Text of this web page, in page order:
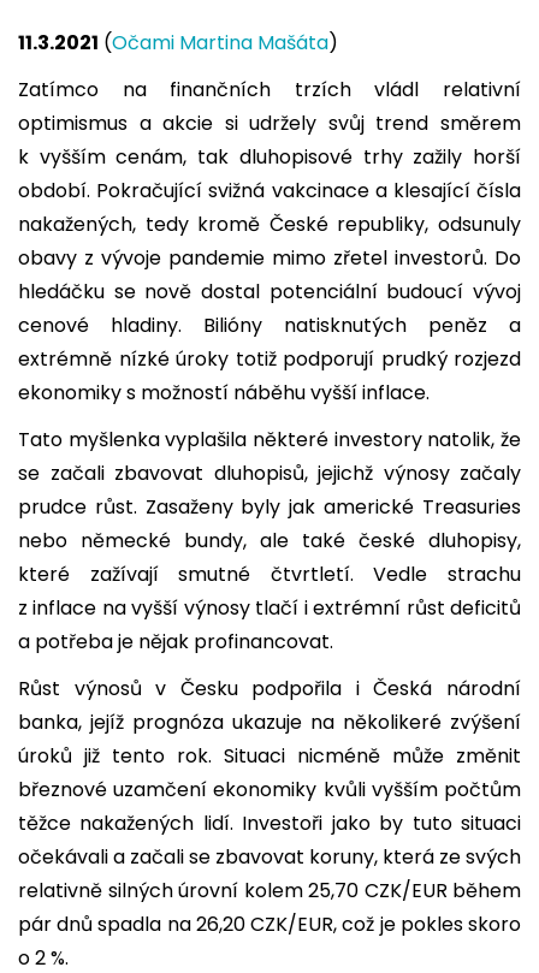
11.3.2021 (Očami Martina Mašáta)
Zatímco na finančních trzích vládl relativní
optimismus a akcie si udržely svůj trend směrem
k vyšším cenám, tak dluhopisové trhy zažily horší
období. Pokračující svižná vakcinace a klesající čísla
nakažených, tedy kromě České republiky, odsunuly
obavy z vývoje pandemie mimo zřetel investorů. Do
hledáčku se nově dostal potenciální budoucí vývoj
cenové hladiny. Bilióny natisknutých peněz a
extrémně nízké úroky totiž podporují prudký rozjezd
ekonomiky s možností náběhu vyšší inflace.
Tato myšlenka vyplašila některé investory natolik, že
se začali zbavovat dluhopisů, jejichž výnosy začaly
prudce růst. Zasaženy byly jak americké Treasuries
nebo německé bundy, ale také české dluhopisy,
které zažívají smutné čtvrtletí. Vedle strachu
z inflace na vyšší výnosy tlačí i extrémní růst deficitů
a potřeba je nějak profinancovat.
Růst výnosů v Česku podpořila i Česká národní
banka, jejíž prognóza ukazuje na několikeré zvýšení
úroků již tento rok. Situaci nicméně může změnit
březnové uzamčení ekonomiky kvůli vyšším počtům
těžce nakažených lidí. Investoři jako by tuto situaci
očekávali a začali se zbavovat koruny, která ze svých
relativně silných úrovní kolem 25,70 CZK/EUR během
pár dnů spadla na 26,20 CZK/EUR, což je pokles skoro
o 2 %.